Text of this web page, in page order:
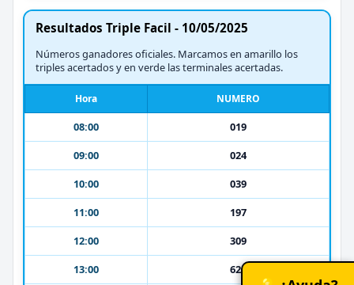
Resultados Triple Facil - 10/05/2025
Números ganadores oficiales. Marcamos en amarillo los
triples acertados y en verde las terminales acertadas.
Hora NUMERO
08:00
019
09:00
024
10:00
039
11:00
197
12:00
309
13:00
626